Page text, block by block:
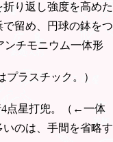
り返し強度を高めた
留め、円球の鉢をつ
ンチモニウム一体形
プラスチック。）
点星打兜。（←一体
のは、手間を省略す